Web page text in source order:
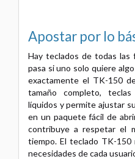
Apostar por lo
Hay teclados de todas las
pasa si uno solo quiere
exactamente el TK-150
tamaño completo,
líquidos y permite ajustar
en un paquete fácil de
contribuye a respetar el
tiempo. El teclado TK-150
necesidades de cada